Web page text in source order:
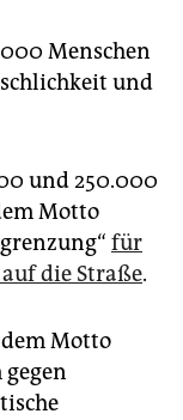
Menschen
und
und 250.000
Motto
für
die Straße.
Motto